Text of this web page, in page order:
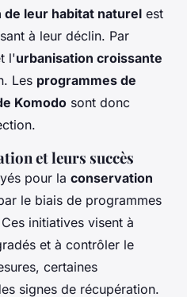
leur habitat naturel est
à leur déclin. Par
l'urbanisation croissante
Les programmes de
Komodo sont donc
et leurs succès
pour la conservation
le biais de programmes
initiatives visent à
et à contrôler le
certaines
signes de récupération.